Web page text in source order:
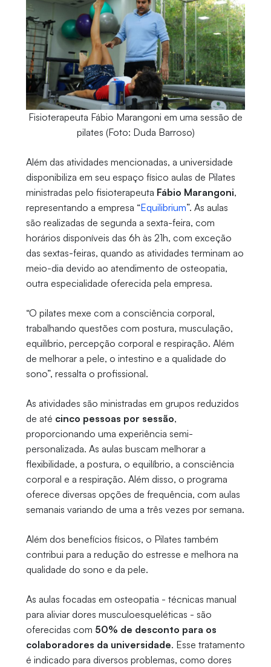
Fisioterapeuta Fábio Marangoni em uma sessão de
pilates (Foto: Duda Barroso)
Além das atividades mencionadas, a universidade
disponibiliza em seu espaço físico aulas de Pilates
ministradas pelo fisioterapeuta Fábio Marangoni,
representando a empresa “Equilibrium”. As aulas
são realizadas de segunda a sexta-feira, com
horários disponíveis das 6h às 21h, com exceção
das sextas-feiras, quando as atividades terminam ao
meio-dia devido ao atendimento de osteopatia,
outra especialidade oferecida pela empresa.
“O pilates mexe com a consciência corporal,
trabalhando questões com postura, musculação,
equilíbrio, percepção corporal e respiração. Além
de melhorar a pele, o intestino e a qualidade do
sono”, ressalta o profissional.
As atividades são ministradas em grupos reduzidos
de até cinco pessoas por sessão,
proporcionando uma experiência semi-
personalizada. As aulas buscam melhorar a
flexibilidade, a postura, o equilíbrio, a consciência
corporal e a respiração. Além disso, o programa
oferece diversas opções de frequência, com aulas
semanais variando de uma a três vezes por semana.
Além dos benefícios físicos, o Pilates também
contribui para a redução do estresse e melhora na
qualidade do sono e da pele.
As aulas focadas em osteopatia - técnicas manual
para aliviar dores musculoesqueléticas - são
oferecidas com 50% de desconto para os
colaboradores da universidade. Esse tratamento
é indicado para diversos problemas, como dores